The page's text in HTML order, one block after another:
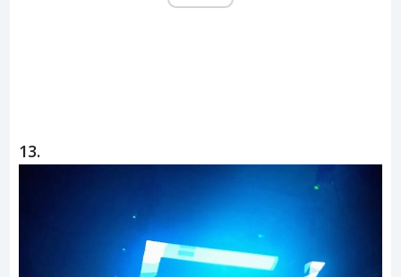
13.